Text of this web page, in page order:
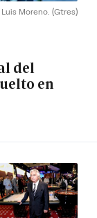
Moreno. (Gtres)
del
en